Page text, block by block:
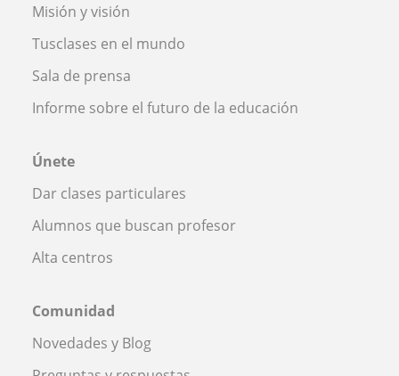
Misión y visión
Tusclases en el mundo
Sala de prensa
Informe sobre el futuro de la educación
Únete
Dar clases particulares
Alumnos que buscan profesor
Alta centros
Comunidad
Novedades y Blog